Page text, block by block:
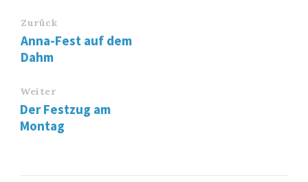
Zurück
Anna-Fest auf dem
Dahm
Weiter
Der Festzug am
Montag